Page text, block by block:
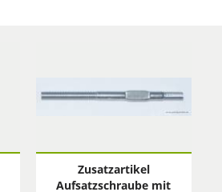
Zusatzartikel
Aufsatzschraube mit